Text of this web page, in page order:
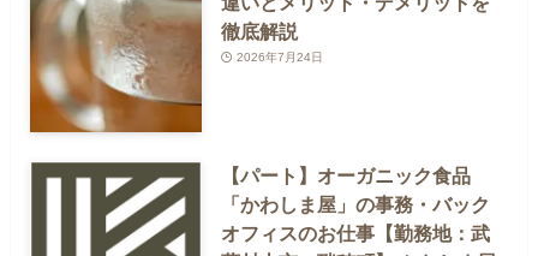
徹底解説
2026年7月24日
【パート】オーガニック食品
「かわしま屋」の事務・バック
オフィスのお仕事【勤務地：武